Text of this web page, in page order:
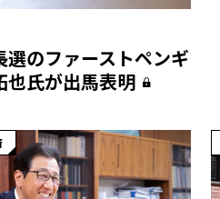
選のファーストペンギ
也氏が出馬表明